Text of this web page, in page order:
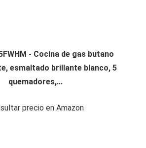
- Cocina de gas butano
esmaltado brillante blanco, 5
quemadores,...
precio en Amazon